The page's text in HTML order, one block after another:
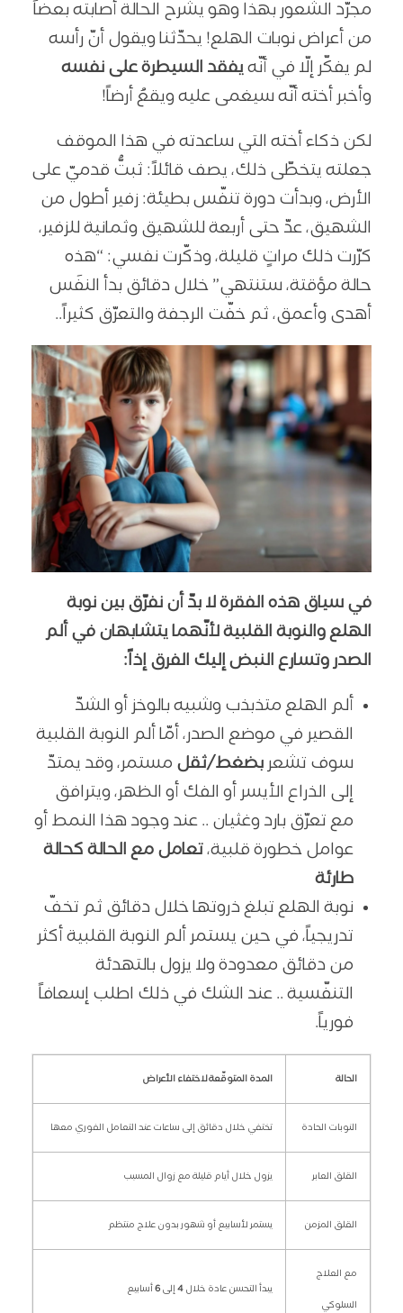
مجرّد الشعور بهذا وهو يشرح الحالة أصابته بعضاً
من أعراض نوبات الهلع! يحدّثنا ويقول أنّ رأسه
لم يفكّر إلّا في أنّه يفقد السيطرة على نفسه
وأخبر أخته أنّه سيغمى عليه ويقعُ أرضاً!
لكن ذكاء أخته التي ساعدته في هذا الموقف
جعلته يتخطّى ذلك، يصف قائلاً: ثبتُّ قدميّ على
الأرض، وبدأت دورة تنفّس بطيئة: زفير أطول من
الشهيق، عدّ حتى أربعة للشهيق وثمانية للزفير،
كرّرت ذلك مراتٍ قليلة، وذكّرت نفسي: “هذه
حالة مؤقتة، ستنتهي” خلال دقائق بدأ النفَس
أهدى وأعمق، ثم خفّت الرجفة والتعرّق كثيراً..
في سياق هذه الفقرة لا بدّ أن نفرّق بين نوبة
الهلع والنوبة القلبية لأنّهما يتشابهان في ألم
الصدر وتسارع النبض إليك الفرق إذاً:
ألم الهلع متذبذب وشبيه بالوخز أو الشدّ
القصير في موضع الصدر، أمّا ألم النوبة القلبية
سوف تشعر بضغط/ثقل مستمر، وقد يمتدّ
إلى الذراع الأيسر أو الفك أو الظهر، ويترافق
مع تعرّق بارد وغثيان .. عند وجود هذا النمط أو
عوامل خطورة قلبية، تعامل مع الحالة كحالة
طارئة
نوبة الهلع تبلغ ذروتها خلال دقائق ثم تخفّ
تدريجياً، في حين يستمر ألم النوبة القلبية أكثر
من دقائق معدودة ولا يزول بالتهدئة
التنفّسية .. عند الشك في ذلك اطلب إسعافاً
فورياً.
الحالة المدة المتوقّعة لاختفاء الأعراض
النوبات الحادة تختفي خلال دقائق إلى ساعات عند التعامل الفوري معها
القلق العابر يزول خلال أيام قليلة مع زوال المسبب
القلق المزمن يستمر لأسابيع أو شهور بدون علاج منتظم
مع العلاج
السلوكي
يبدأ التحسن عادة خلال 4 إلى 6 أسابيع